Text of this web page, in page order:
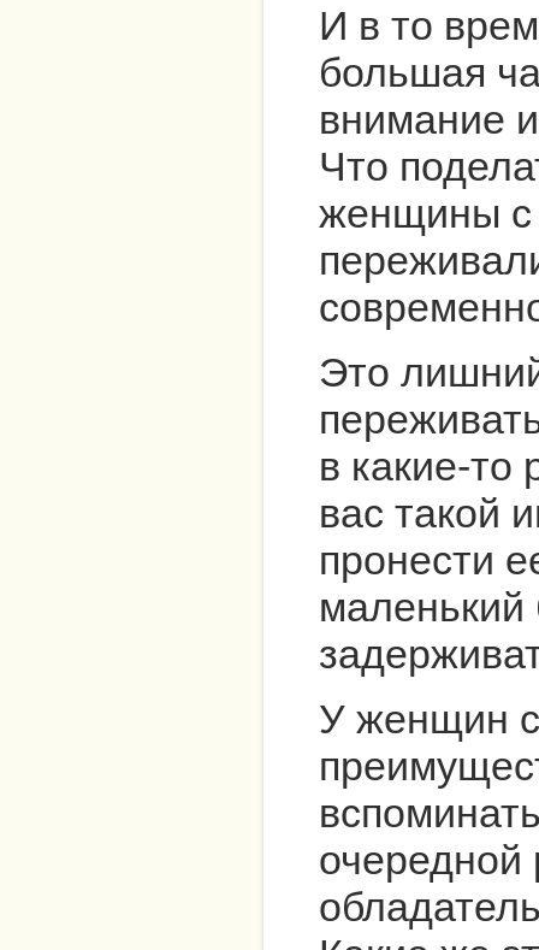
И в то
большая
внимание
Что
женщины
Это
в какие-то
вас такой
пронести
маленький
У женщин
очередной